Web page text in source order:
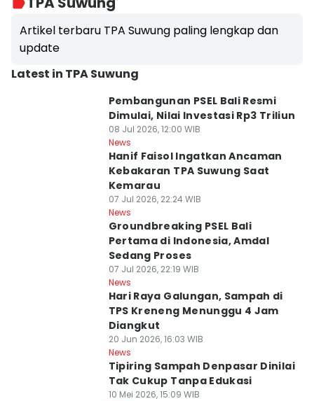
Artikel terbaru TPA Suwung paling lengkap dan
update
Latest in TPA Suwung
Pembangunan PSEL Bali Resmi
Dimulai, Nilai Investasi Rp3 Triliun
08 Jul 2026, 12:00 WIB
News
Hanif Faisol Ingatkan Ancaman
Kebakaran TPA Suwung Saat
Kemarau
07 Jul 2026, 22:24 WIB
News
Groundbreaking PSEL Bali
Pertama di Indonesia, Amdal
Sedang Proses
07 Jul 2026, 22:19 WIB
News
Hari Raya Galungan, Sampah di
TPS Kreneng Menunggu 4 Jam
Diangkut
20 Jun 2026, 16:03 WIB
News
Tipiring Sampah Denpasar Dinilai
Tak Cukup Tanpa Edukasi
10 Mei 2026, 15:09 WIB